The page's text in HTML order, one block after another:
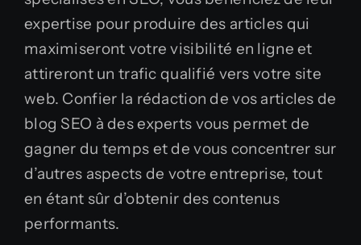
expertise pour produire des articles qui
maximiseront votre visibilité en ligne et
attireront un trafic qualifié vers votre site
web. Confier la rédaction de vos articles de
blog SEO à des experts vous permet de
gagner du temps et de vous concentrer sur
d’autres aspects de votre entreprise, tout
en étant sûr d’obtenir des contenus
performants.